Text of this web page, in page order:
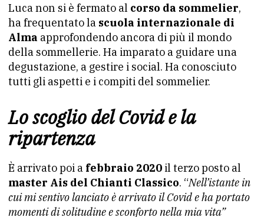
Luca non si è fermato al corso da sommelier,
ha frequentato la scuola internazionale di
Alma approfondendo ancora di più il mondo
della sommellerie. Ha imparato a guidare una
degustazione, a gestire i social. Ha conosciuto
tutti gli aspetti e i compiti del sommelier.
Lo scoglio del Covid e la
ripartenza
È arrivato poi a febbraio 2020il terzo posto al
master Ais del Chianti Classico. “Nell’istante in
cui mi sentivo lanciato è arrivato il Covid e ha portato
momenti di solitudine e sconforto nella mia vita”